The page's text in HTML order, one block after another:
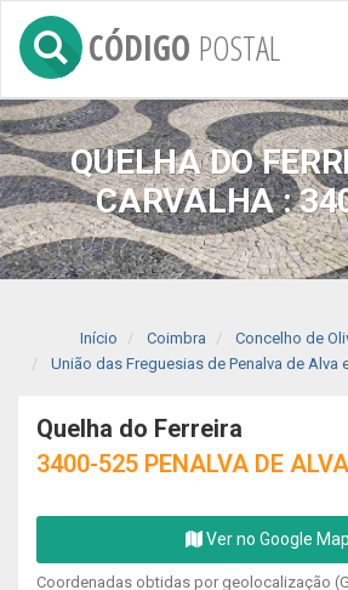
CÓDIGO POSTAL
QUELHA DO
CARVALHA :
Início Coimbra
Concelho de
União das Freguesias de Penalva de Alva
Quelha do Ferreira
3400-525 PENALVA DE ALVA
Ver no Google
Coordenadas obtidas por geolocalização